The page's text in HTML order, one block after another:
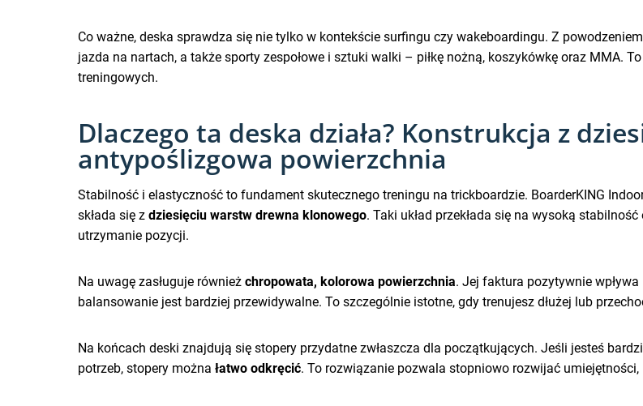
Co ważne, deska sprawdza się nie tylko w kontekście surfingu czy wakeboardingu. Z
jazda na nartach, a także sporty zespołowe i sztuki walki – piłkę nożną, koszykówkę oraz MMA.
treningowych.
Dlaczego ta deska działa? Konstrukcja z
antypoślizgowa powierzchnia
Stabilność i elastyczność to fundament skutecznego treningu na trickboardzie. BoarderKING
składa się z dziesięciu warstw drewna klonowego. Taki układ przekłada się na wysoką
utrzymanie pozycji.
Na uwagę zasługuje również chropowata, kolorowa powierzchnia. Jej faktura pozytywnie
balansowanie jest bardziej przewidywalne. To szczególnie istotne, gdy trenujesz dłużej lub
Na końcach deski znajdują się stopery przydatne zwłaszcza dla początkujących. Jeśli jesteś
potrzeb, stopery można łatwo odkręcić. To rozwiązanie pozwala stopniowo rozwijać